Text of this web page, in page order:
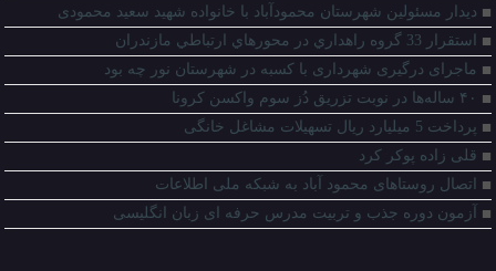
دیدار مسئولین شهرستان محمودآباد با خانواده شهید سعید محمودی
استقرار 33 گروه راهداري در محورهاي ارتباطي مازندران
ماجرای درگیری شهرداری با کسبه در شهرستان نور چه بود
۴۰ ساله‌ها در نوبت تزریق دُز سوم واکسن کرونا
پرداخت 5 میلیارد ریال تسهیلات مشاغل خانگی
قلی زاده پوکر کرد
اتصال روستاهای محمود آباد به شبکه ملی اطلاعات
آزمون دوره جذب و تربیت مدرس حرفه ای زبان انگلیسی